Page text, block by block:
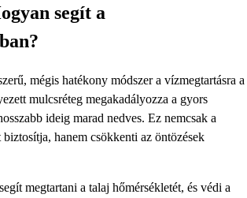
segít a
mégis hatékony módszer a vízmegtartásra a
mulcsréteg megakadályozza a gyors
ideig marad nedves. Ez nemcsak a
hanem csökkenti az öntözések
megtartani a talaj hőmérsékletét, és védi a